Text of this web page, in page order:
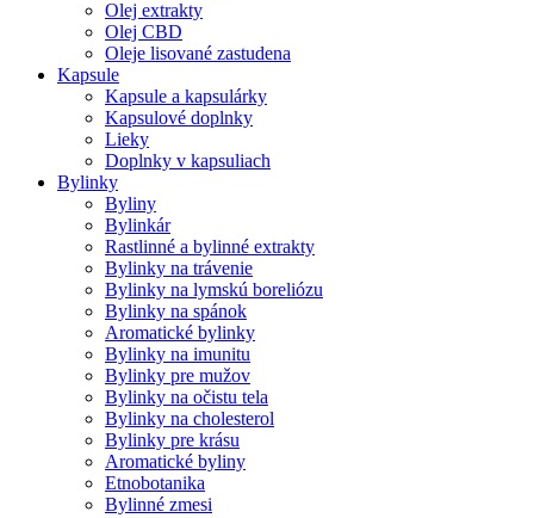
Olej extrakty
Olej CBD
Oleje lisované zastudena
Kapsule
Kapsule a kapsulárky
Kapsulové doplnky
Lieky
Doplnky v kapsuliach
Bylinky
Byliny
Bylinkár
Rastlinné a bylinné extrakty
Bylinky na trávenie
Bylinky na lymskú boreliózu
Bylinky na spánok
Aromatické bylinky
Bylinky na imunitu
Bylinky pre mužov
Bylinky na očistu tela
Bylinky na cholesterol
Bylinky pre krásu
Aromatické byliny
Etnobotanika
Bylinné zmesi